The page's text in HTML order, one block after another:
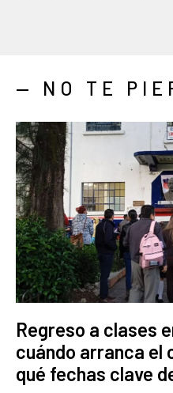
— NO TE
Regreso a clases
cuándo arranca el
qué fechas clave